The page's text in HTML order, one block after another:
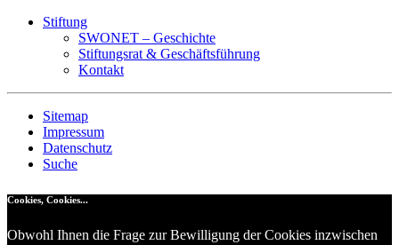
Stiftung
SWONET – Geschichte
Stiftungsrat & Geschäftsführung
Kontakt
Sitemap
Impressum
Datenschutz
Suche
Cookies, Cookies...
Obwohl Ihnen die Frage zur Bewilligung der Cookies inzwischen